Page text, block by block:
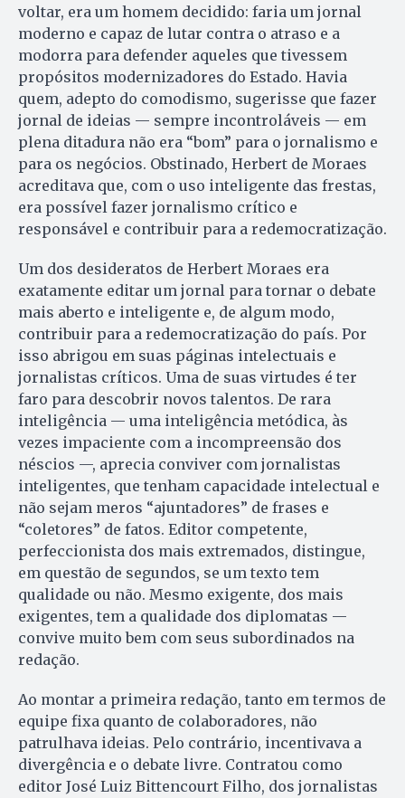
voltar, era um homem decidido: faria um jornal
moderno e capaz de lutar contra o atraso e a
modorra para defender aqueles que tivessem
propósitos modernizadores do Estado. Havia
quem, adepto do comodismo, sugerisse que fazer
jornal de ideias — sempre incontroláveis — em
plena ditadura não era “bom” para o jornalismo e
para os negócios. Obstinado, Herbert de Moraes
acreditava que, com o uso inteligente das frestas,
era possível fazer jornalismo crítico e
responsável e contribuir para a redemocratização.
Um dos desideratos de Herbert Moraes era
exatamente editar um jornal para tornar o debate
mais aberto e inteligente e, de algum modo,
contribuir para a redemocratização do país. Por
isso abrigou em suas páginas intelectuais e
jornalistas críticos. Uma de suas virtudes é ter
faro para descobrir novos talentos. De rara
inteligência — uma inteligência metódica, às
vezes impaciente com a incompreensão dos
néscios —, aprecia conviver com jornalistas
inteligentes, que tenham capacidade intelectual e
não sejam meros “ajuntadores” de frases e
“coletores” de fatos. Editor competente,
perfeccionista dos mais extremados, distingue,
em questão de segundos, se um texto tem
qualidade ou não. Mesmo exigente, dos mais
exigentes, tem a qualidade dos diplomatas —
convive muito bem com seus subordinados na
redação.
Ao montar a primeira redação, tanto em termos de
equipe fixa quanto de colaboradores, não
patrulhava ideias. Pelo contrário, incentivava a
divergência e o debate livre. Contratou como
editor José Luiz Bittencourt Filho, dos jornalistas